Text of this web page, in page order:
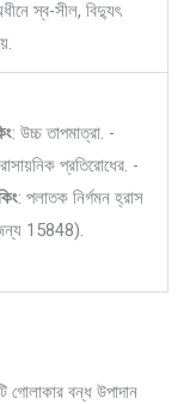
স্ব-সীল, বিদ্যুৎ
: উচ্চ তাপমাত্রা. -
প্রতিরোধের. -
: পলাতক নির্গমন হ্রাস
15848).
গোলাকার বন্ধ উপাদান